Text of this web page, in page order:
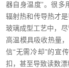
器自身温度”。很多
辐射热和传导热才
玻璃成型工艺中，
高温模具吸收热量
信“无需冷却”的宣
扣，甚至导致读数漂